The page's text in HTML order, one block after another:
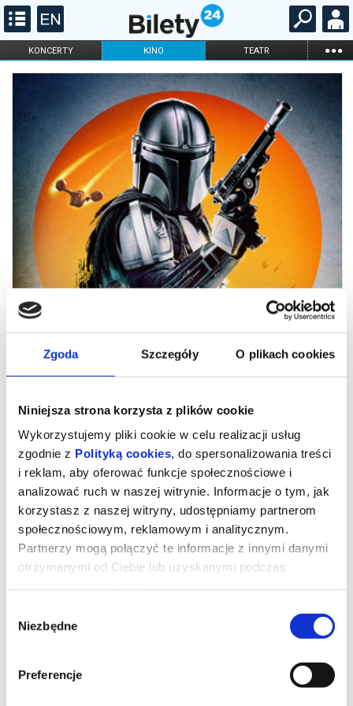
Zgoda Szczegóły O plikach cookies
Niniejsza strona korzysta z plików cookie
Wykorzystujemy pliki cookie w celu realizacji usług
zgodnie z Polityką cookies, do spersonalizowania treści
i reklam, aby oferować funkcje społecznościowe i
analizować ruch w naszej witrynie. Informacje o tym, jak
korzystasz z naszej witryny, udostępniamy partnerom
społecznościowym, reklamowym i analitycznym.
Partnerzy mogą połączyć te informacje z innymi danymi
otrzymanymi od Ciebie lub uzyskanymi podczas
zgody
Niezbędne
Preferencje
KONCERTY KINO TEATR ...
FILHARMONIA OPERA I BALET
STAND-UP
ONLINE KARNETY
Mandalorian i Grogu 2D dubbing
Lucasfilm przedstawia nową produkcję z uniwersum „Gwiezdnych
wojen”. Złowieszcze Imperium upadło, a imperialni watażkowie
legendarnego łowcę nagród Din Djarina (Pedro Pascal) i jego
młodego podopiecznego Grogu. Film, w którym wystąpi również